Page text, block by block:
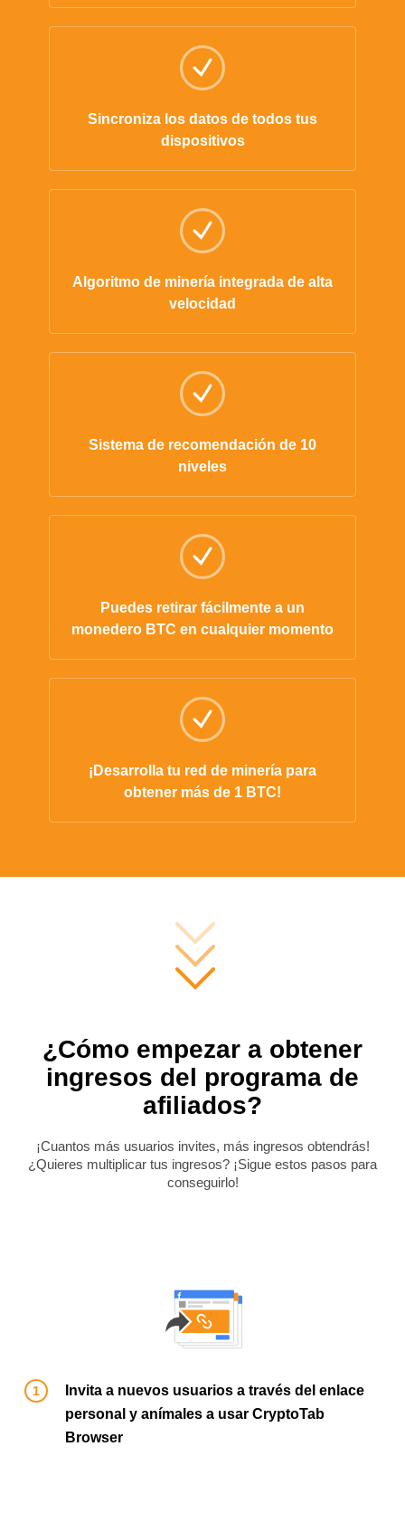
Sincroniza los datos de todos tus
dispositivos
Algoritmo de minería integrada de alta
velocidad
Sistema de recomendación de 10
niveles
Puedes retirar fácilmente a un
monedero BTC en cualquier momento
¡Desarrolla tu red de minería para
obtener más de 1 BTC!
¿Cómo empezar a obtener
ingresos del programa de
afiliados?
¡Cuantos más usuarios invites, más ingresos obtendrás!
¿Quieres multiplicar tus ingresos? ¡Sigue estos pasos para
conseguirlo!
Invita a nuevos usuarios a través del enlace
personal y anímales a usar CryptoTab
Browser